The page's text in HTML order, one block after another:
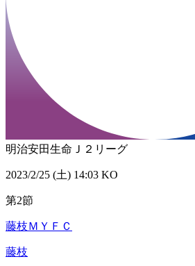
明治安田生命Ｊ２リーグ
2023/2/25 (土) 14:03 KO
第2節
藤枝ＭＹＦＣ
藤枝